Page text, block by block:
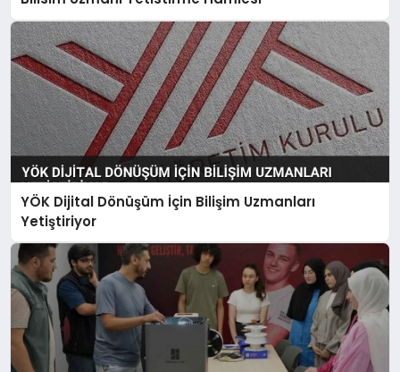
YÖK Dijital Dönüşüm İçin Bilişim Uzmanları
Yetiştiriyor